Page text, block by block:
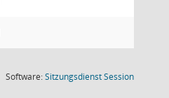
Software:SitzungsdienstSession(Wird in